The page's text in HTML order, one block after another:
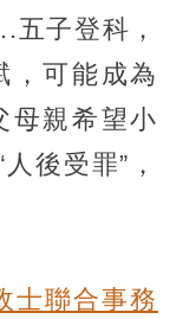
子登科，
，可能成為
母親希望小
後受罪”，
士聯合事務